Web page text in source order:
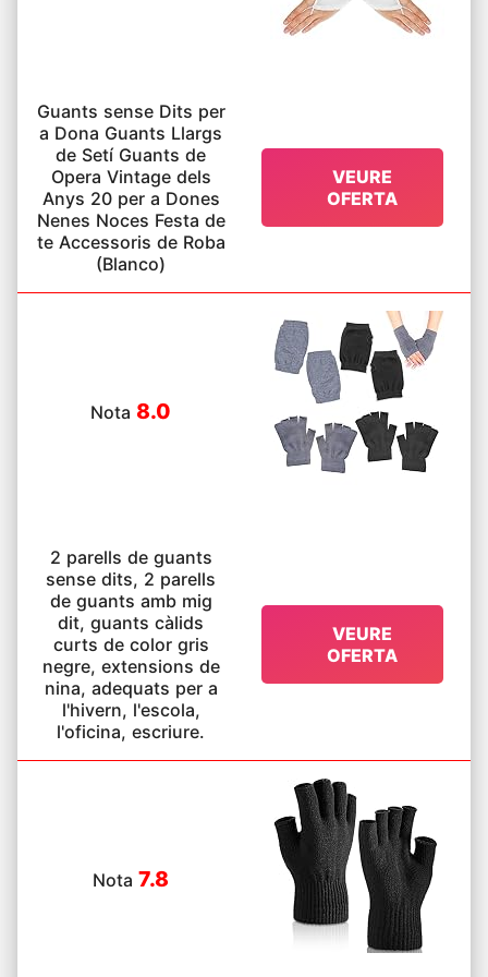
Guants sense Dits per
a Dona Guants Llargs
de Setí Guants de
Opera Vintage dels
Anys 20 per a Dones
Nenes Noces Festa de
te Accessoris de Roba
(Blanco)
VEURE
OFERTA
Nota 8.0
2 parells de guants
sense dits, 2 parells
de guants amb mig
dit, guants càlids
curts de color gris
negre, extensions de
nina, adequats per a
l'hivern, l'escola,
l'oficina, escriure.
VEURE
OFERTA
Nota 7.8